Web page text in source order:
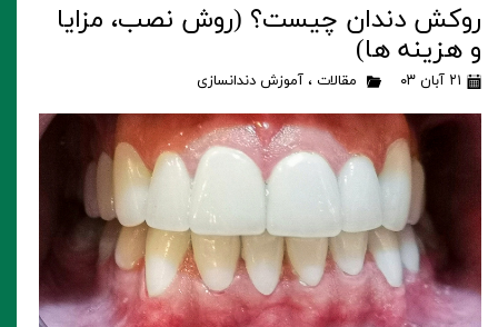
روکش دندان چیست؟ (روش نصب، مزایا
و هزینه ها)
۲۱ آبان ۰۳ مقالات ، آموزش دندانسازی